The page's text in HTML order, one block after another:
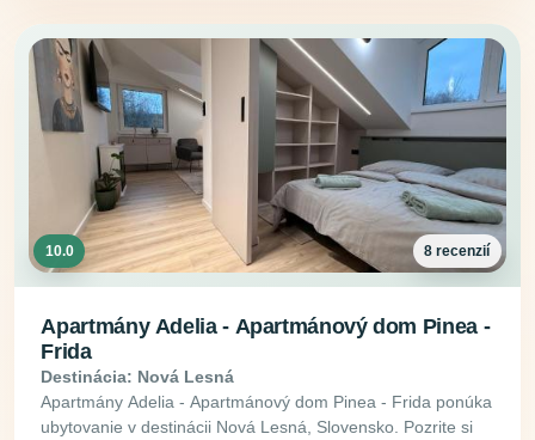
10.0 8 recenzií
Apartmány Adelia - Apartmánový dom Pinea -
Frida
Destinácia: Nová Lesná
Apartmány Adelia - Apartmánový dom Pinea - Frida ponúka
ubytovanie v destinácii Nová Lesná, Slovensko. Pozrite si